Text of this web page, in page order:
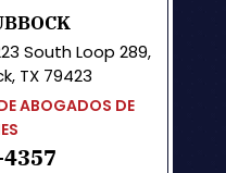
South Loop 289,
TX 79423
ABOGADOS DE